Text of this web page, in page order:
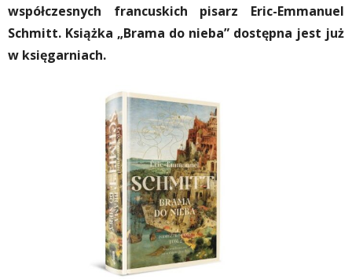
współczesnych francuskich pisarz Eric-Emmanuel
Schmitt. Książka „Brama do nieba” dostępna jest już
w księgarniach.